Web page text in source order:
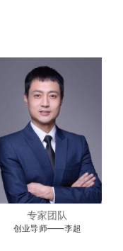
专家团队
创业导师——李超